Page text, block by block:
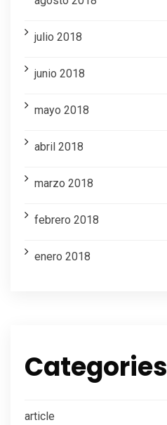
julio 2018
junio 2018
mayo 2018
abril 2018
marzo 2018
febrero 2018
enero 2018
Categories
article